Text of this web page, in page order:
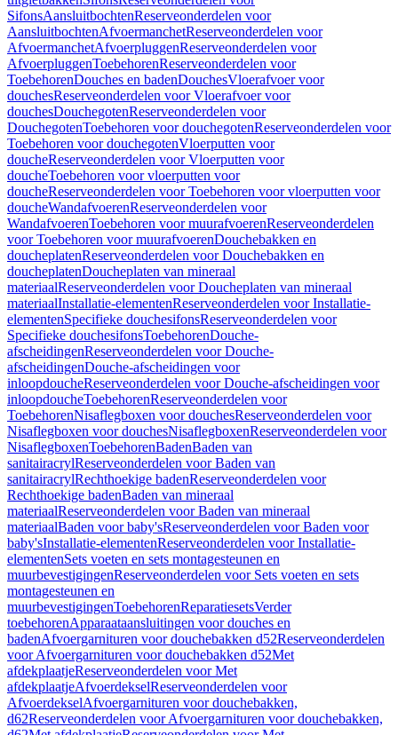
SifonsAansluitbochtenReserveonderdelen voor
AansluitbochtenAfvoermanchetReserveonderdelen voor
AfvoermanchetAfvoerpluggenReserveonderdelen voor
AfvoerpluggenToebehorenReserveonderdelen voor
ToebehorenDouches en badenDouchesVloerafvoer voor
douchesReserveonderdelen voor Vloerafvoer voor
douchesDouchegotenReserveonderdelen voor
DouchegotenToebehoren voor douchegotenReserveonderdelen voor
Toebehoren voor douchegotenVloerputten voor
doucheReserveonderdelen voor Vloerputten voor
doucheToebehoren voor vloerputten voor
doucheReserveonderdelen voor Toebehoren voor vloerputten voor
doucheWandafvoerenReserveonderdelen voor
WandafvoerenToebehoren voor muurafvoerenReserveonderdelen
voor Toebehoren voor muurafvoerenDouchebakken en
doucheplatenReserveonderdelen voor Douchebakken en
doucheplatenDoucheplaten van mineraal
materiaalReserveonderdelen voor Doucheplaten van mineraal
materiaalInstallatie-elementenReserveonderdelen voor Installatie-
elementenSpecifieke douchesifonsReserveonderdelen voor
Specifieke douchesifonsToebehorenDouche-
afscheidingenReserveonderdelen voor Douche-
afscheidingenDouche-afscheidingen voor
inloopdoucheReserveonderdelen voor Douche-afscheidingen voor
inloopdoucheToebehorenReserveonderdelen voor
ToebehorenNisaflegboxen voor douchesReserveonderdelen voor
Nisaflegboxen voor douchesNisaflegboxenReserveonderdelen voor
NisaflegboxenToebehorenBadenBaden van
sanitairacrylReserveonderdelen voor Baden van
sanitairacrylRechthoekige badenReserveonderdelen voor
Rechthoekige badenBaden van mineraal
materiaalReserveonderdelen voor Baden van mineraal
materiaalBaden voor baby'sReserveonderdelen voor Baden voor
baby'sInstallatie-elementenReserveonderdelen voor Installatie-
elementenSets voeten en sets montagesteunen en
muurbevestigingenReserveonderdelen voor Sets voeten en sets
montagesteunen en
muurbevestigingenToebehorenReparatiesetsVerder
toebehorenApparaataansluitingen voor douches en
badenAfvoergarnituren voor douchebakken d52Reserveonderdelen
voor Afvoergarnituren voor douchebakken d52Met
afdekplaatjeReserveonderdelen voor Met
afdekplaatjeAfvoerdekselReserveonderdelen voor
AfvoerdekselAfvoergarnituren voor douchebakken,
d62Reserveonderdelen voor Afvoergarnituren voor douchebakken,